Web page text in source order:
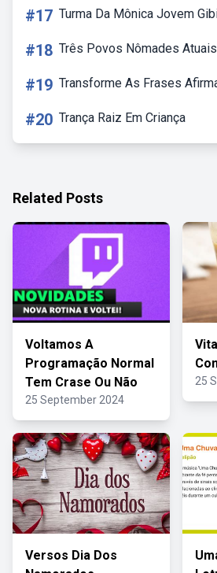
#17 Turma Da Mônica Jovem
#18 Três Povos Nômades Atuais
#19 Transforme As Frases
#20 Trança Raiz Em Criança
Related Posts
Voltamos A
Programação Normal
Tem Crase Ou Não
25 September 2024
25
Versos Dia Dos